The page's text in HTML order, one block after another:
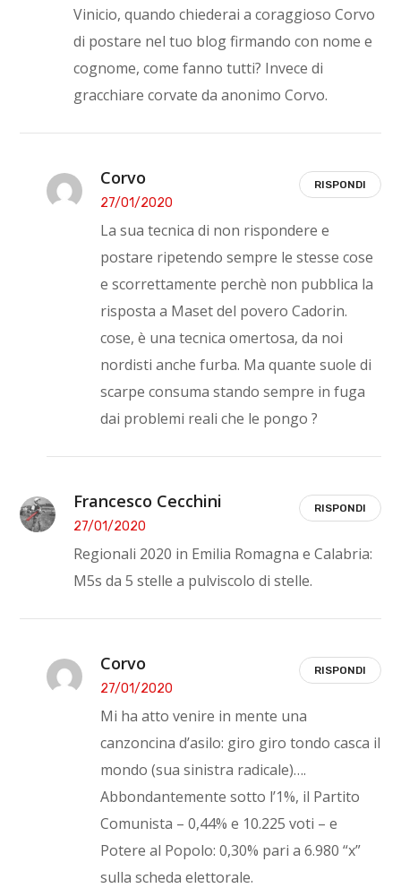
Vinicio, quando chiederai a coraggioso Corvo
di postare nel tuo blog firmando con nome e
cognome, come fanno tutti? Invece di
gracchiare corvate da anonimo Corvo.
Corvo
27/01/2020
La sua tecnica di non rispondere e
postare ripetendo sempre le stesse cose
e scorrettamente perchè non pubblica la
risposta a Maset del povero Cadorin.
cose, è una tecnica omertosa, da noi
nordisti anche furba. Ma quante suole di
scarpe consuma stando sempre in fuga
dai problemi reali che le pongo ?
RISPONDI
Francesco Cecchini
27/01/2020
Regionali 2020 in Emilia Romagna e Calabria:
M5s da 5 stelle a pulviscolo di stelle.
RISPONDI
Corvo
27/01/2020
Mi ha atto venire in mente una
canzoncina d’asilo: giro giro tondo casca il
mondo (sua sinistra radicale)….
Abbondantemente sotto l’1%, il Partito
Comunista – 0,44% e 10.225 voti – e
Potere al Popolo: 0,30% pari a 6.980 “x”
sulla scheda elettorale.
RISPONDI